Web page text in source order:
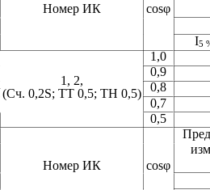
0,7
1, 2,
Номер ИК cosφ
I5
1,0
0,9
(Сч. 0,2S; ТТ 0,5; ТН 0,5)
0,8
0,5
Номер ИК
cosφ